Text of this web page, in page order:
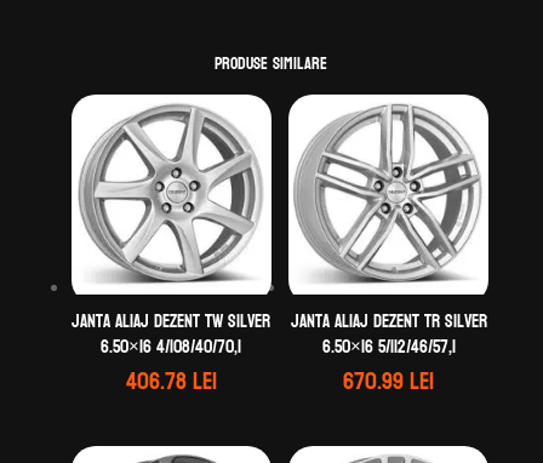
Produse similare
Janta aliaj DEZENT TW silver
6.50×16 4/108/40/70,1
406.78lei
Janta aliaj DEZENT TR silver
6.50×16 5/112/46/57,1
670.99lei